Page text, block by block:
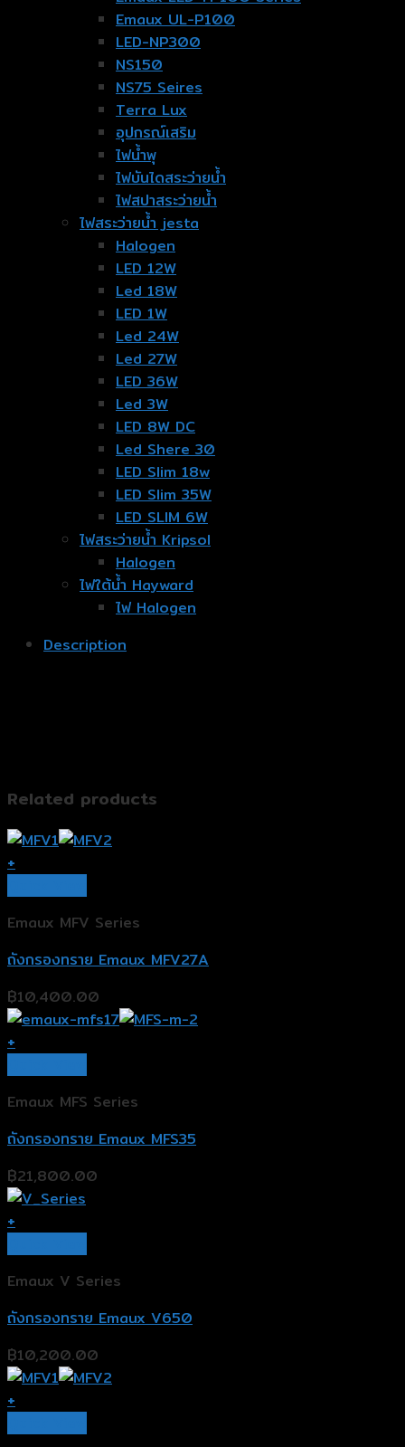
Emaux UL-P100
LED-NP300
NS150
NS75 Seires
Terra Lux
อุปกรณ์เสริม
ไฟน้ำพุ
ไฟบันไดสระว่ายน้ำ
ไฟสปาสระว่ายน้ำ
ไฟสระว่ายน้ำ jesta
Halogen
LED 12W
Led 18W
LED 1W
Led 24W
Led 27W
LED 36W
Led 3W
LED 8W DC
Led Shere 30
LED Slim 18w
LED Slim 35W
LED SLIM 6W
ไฟสระว่ายน้ำ Kripsol
Halogen
ไฟใต้น้ำ Hayward
ไฟ Halogen
Description
Related products
+
Emaux MFV Series
ถังกรองทราย Emaux MFV27A
฿10,400.00
+
Emaux MFS Series
ถังกรองทราย Emaux MFS35
฿21,800.00
+
Emaux V Series
ถังกรองทราย Emaux V650
฿10,200.00
+